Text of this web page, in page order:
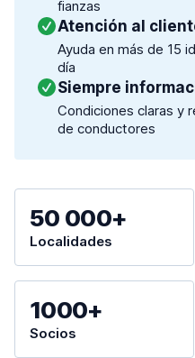
fianzas
Atención al
Ayuda en más de 15
día
Siempre
Condiciones claras y
de conductores
50 000+
Localidades
1000+
Socios